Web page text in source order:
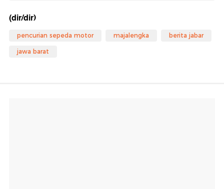
(dir/dir)
pencurian sepeda motor majalengka berita jabar
jawa barat